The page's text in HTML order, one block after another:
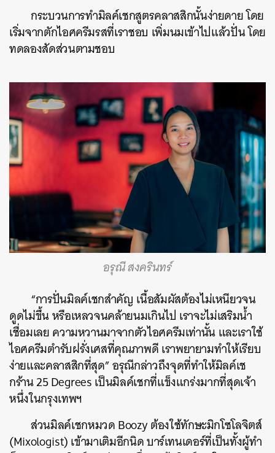
กระบวนการทำมิลค์เชกสูตรคลาสสิกนั้นง่ายดาย โดย
เริ่มจากตักไอศครีมรสที่เราชอบ เพิ่มนมเข้าไปแล้วปั่น โดย
ทดลองสัดส่วนตามชอบ
อรุณี สงครินทร์
“การปั่นมิลค์เชกสำคัญ เนื้อสัมผัสต้องไม่เหนียวจน
ดูดไม่ขึ้น หรือเหลวจนคล้ายนมเกินไป เราจะไม่เสริมน้ำ
เชื่อมเลย ความหวานมาจากตัวไอศครีมเท่านั้น และเราใช้
ไอศครีมตำรับฝรั่งเศสที่คุณภาพดี เราพยายามทำให้เรียบ
ง่ายและคลาสสิกที่สุด” อรุณีกล่าวถึงจุดที่ทำให้มิลค์เช
กร้าน 25 Degrees เป็นมิลค์เชกที่แข็งแกร่งมากที่สุดเจ้า
หนึ่งในกรุงเทพฯ
ส่วนมิลค์เชกหมวด Boozy ต้องใช้ทักษะมิกโซโลจิตส์
(Mixologist) เข้ามาเติมอีกนิด บาร์เทนเดอร์ที่เป็นทั้งผู้ทำ